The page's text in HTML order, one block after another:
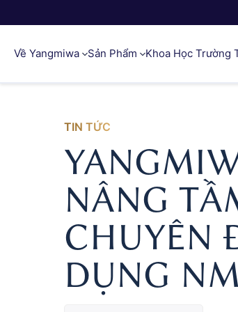
Về Yangmiwa Sản Phẩm Khoa Học Trường
TIN TỨC
NÂNG
CHUYÊN
DỤNG